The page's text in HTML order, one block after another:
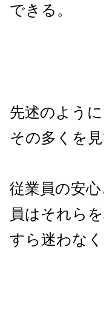
できる。
先述のよう
その多くを見
従業員の安
員はそれら
すら迷わなく